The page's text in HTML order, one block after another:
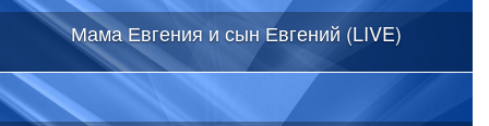
Мама Евгения и сын Евгений (LIVE)